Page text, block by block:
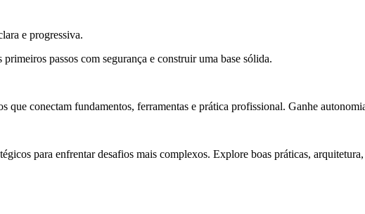
e progressiva.
passos com segurança e construir uma base sólida.
que conectam fundamentos, ferramentas e prática profissional. Ganhe
para enfrentar desafios mais complexos. Explore boas práticas,